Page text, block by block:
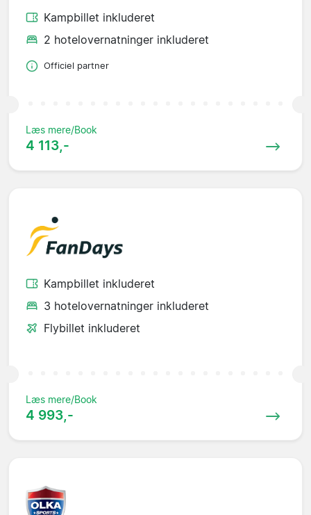
Kampbillet inkluderet
2 hotelovernatninger inkluderet
Officiel partner
Læs mere/Book
4 113,-
Kampbillet inkluderet
3 hotelovernatninger inkluderet
Flybillet inkluderet
Læs mere/Book
4 993,-